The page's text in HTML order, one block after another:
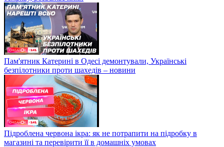
Пам'ятник Катерині в Одесі демонтували, Українські
безпілотники проти шахедів – новини
Підроблена червона ікра: як не потрапити на підробку в
магазині та перевірити її в домашніх умовах